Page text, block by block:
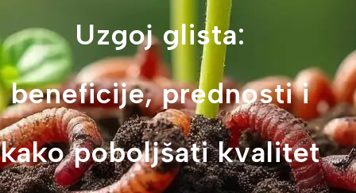
Uzgoj glista:
beneficije, prednosti i
kako poboljšati kvalitet